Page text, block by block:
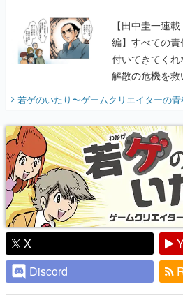
に行って、よ
【田中圭一連
編】すべての責
付いてきてく
解散の危機を
開く。業界の
『少年ジャン
り】
若ゲのいたり〜ゲームクリエイターの青
X
Discord